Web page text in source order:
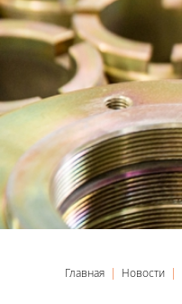
Главная | Новости |